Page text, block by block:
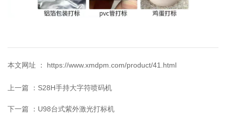
本文网址 ： https://www.xmdpm.com/product/41.html
上一篇 ： S28H手持大字符喷码机
下一篇 ： U98台式紫外激光打标机